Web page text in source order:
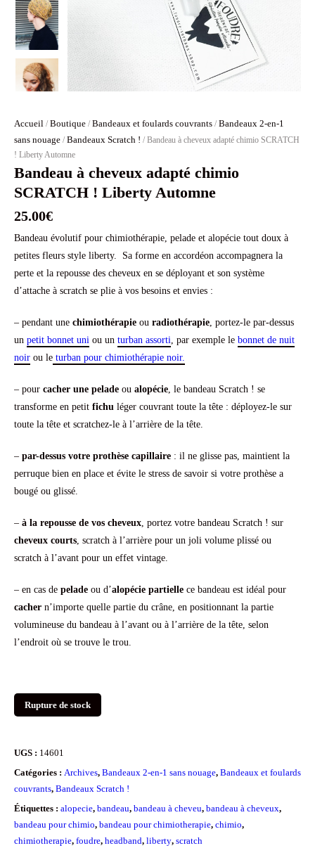
Accueil / Boutique / Bandeaux et foulards couvrants / Bandeaux 2-en-1
sans nouage / Bandeaux Scratch ! / Bandeau à cheveux adapté chimio SCRATCH
! Liberty Automne
Bandeau à cheveux adapté chimio
SCRATCH ! Liberty Automne
25.00€
Bandeau évolutif pour chimiothérapie, pelade et alopécie tout doux à
petites fleurs style liberty. Sa forme en accordéon accompagnera la
perte et la repousse des cheveux en se déployant et son système
d’attache à scratch se plie à vos besoins et envies :
– pendant une chimiothérapie ou radiothérapie, portez-le par-dessus
un petit bonnet uni ou un turban assorti, par exemple le bonnet de nuit
noir ou le turban pour chimiothérapie noir.
– pour cacher une pelade ou alopécie, le bandeau Scratch ! se
transforme en petit fichu léger couvrant toute la tête : déployez-le sur
toute la tête et scratchez-le à l’arrière de la tête.
– par-dessus votre prothèse capillaire : il ne glisse pas, maintient la
perruque bien en place et évite le stress de savoir si votre prothèse a
bougé ou glissé.
– à la repousse de vos cheveux, portez votre bandeau Scratch ! sur
cheveux courts, scratch à l’arrière pour un joli volume plissé ou
scratch à l’avant pour un effet vintage.
– en cas de pelade ou d’alopécie partielle ce bandeau est idéal pour
cacher n’importe quelle partie du crâne, en positionnant la partie
volumineuse du bandeau à l’avant ou à l’arrière de la tête, selon
l’endroit où se trouve le trou.
Rupture de stock
UGS : 14601
Catégories : Archives, Bandeaux 2-en-1 sans nouage, Bandeaux et foulards
couvrants, Bandeaux Scratch !
Étiquettes : alopecie, bandeau, bandeau à cheveu, bandeau à cheveux,
bandeau pour chimio, bandeau pour chimiotherapie, chimio,
chimiotherapie, foudre, headband, liberty, scratch